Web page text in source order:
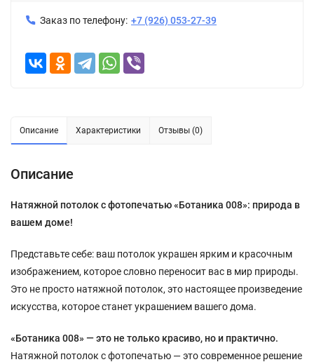
Заказ по телефону: +7 (926) 053-27-39
Описание Характеристики Отзывы (0)
Описание
Натяжной потолок с фотопечатью «Ботаника 008»: природа в
вашем доме!
Представьте себе: ваш потолок украшен ярким и красочным
изображением, которое словно переносит вас в мир природы.
Это не просто натяжной потолок, это настоящее произведение
искусства, которое станет украшением вашего дома.
«Ботаника 008» — это не только красиво, но и практично.
Натяжной потолок с фотопечатью — это современное решение